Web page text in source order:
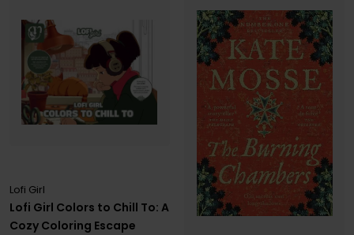
Lofi Girl Colors to Chill To: A
Cozy Coloring Escape
Lofi Girl